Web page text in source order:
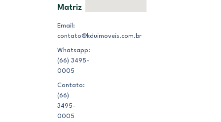
Matriz
Email:
contato@kduimoveis.com.br
Whatsapp:
(66) 3495-
0005
Contato:
(66)
3495-
0005